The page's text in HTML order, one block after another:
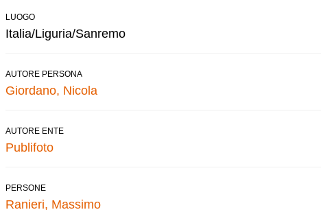
LUOGO
Italia/Liguria/Sanremo
AUTORE PERSONA
Giordano, Nicola
AUTORE ENTE
Publifoto
PERSONE
Ranieri, Massimo